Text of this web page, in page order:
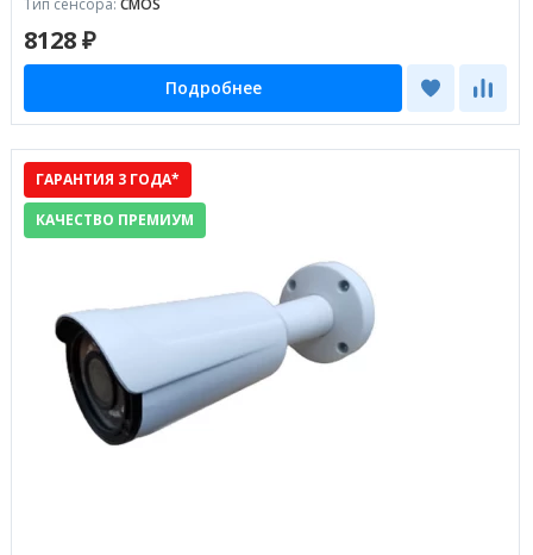
Тип сенсора: CMOS
8128 ₽
Подробнее
ГАРАНТИЯ 3 ГОДА*
КАЧЕСТВО ПРЕМИУМ